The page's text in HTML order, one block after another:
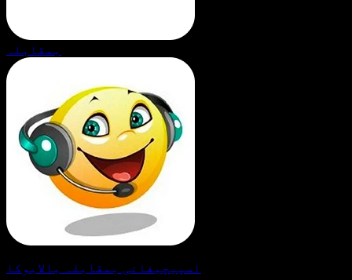
بمقابلہ
اسپیچیفائی بمقابلہ بالابوکا